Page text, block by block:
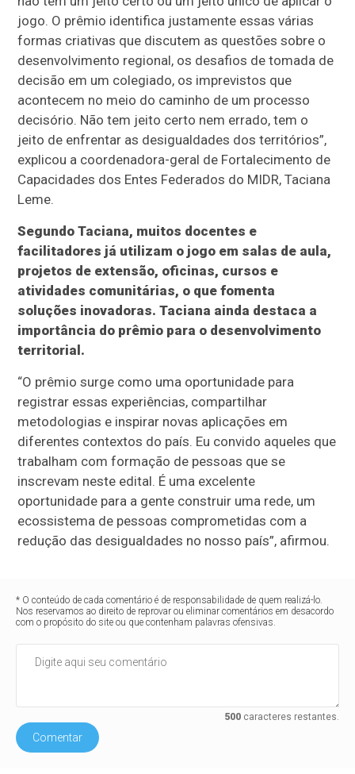
jogo. O prêmio identifica justamente essas várias
formas criativas que discutem as questões sobre o
desenvolvimento regional, os desafios de tomada de
decisão em um colegiado, os imprevistos que
acontecem no meio do caminho de um processo
decisório. Não tem jeito certo nem errado, tem o
jeito de enfrentar as desigualdades dos territórios”,
explicou a coordenadora-geral de Fortalecimento de
Capacidades dos Entes Federados do MIDR, Taciana
Leme.
Segundo Taciana, muitos docentes e
facilitadores já utilizam o jogo em salas de aula,
projetos de extensão, oficinas, cursos e
atividades comunitárias, o que fomenta
soluções inovadoras. Taciana ainda destaca a
importância do prêmio para o desenvolvimento
territorial.
“O prêmio surge como uma oportunidade para
registrar essas experiências, compartilhar
metodologias e inspirar novas aplicações em
diferentes contextos do país. Eu convido aqueles que
trabalham com formação de pessoas que se
inscrevam neste edital. É uma excelente
oportunidade para a gente construir uma rede, um
ecossistema de pessoas comprometidas com a
redução das desigualdades no nosso país”, afirmou.
* O conteúdo de cada comentário é de responsabilidade de quem realizá-lo.
Nos reservamos ao direito de reprovar ou eliminar comentários em desacordo
com o propósito do site ou que contenham palavras ofensivas.
500caracteres restantes.
Comentar